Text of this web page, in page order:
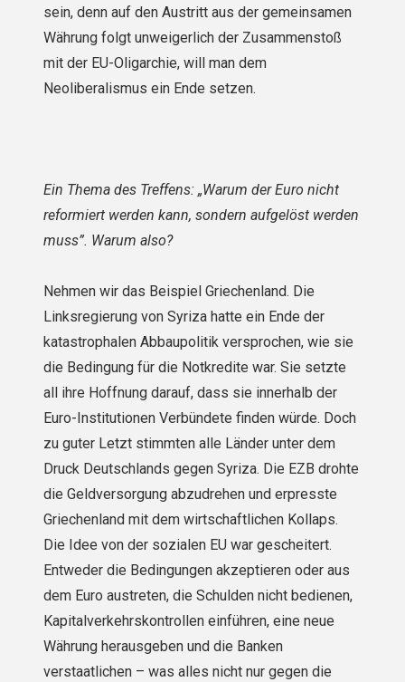
sein, denn auf den Austritt aus der gemeinsamen
Währung folgt unweigerlich der Zusammenstoß
mit der EU-Oligarchie, will man dem
Neoliberalismus ein Ende setzen.
Ein Thema des Treffens: „Warum der Euro nicht
reformiert werden kann, sondern aufgelöst werden
muss”. Warum also?
Nehmen wir das Beispiel Griechenland. Die
Linksregierung von Syriza hatte ein Ende der
katastrophalen Abbaupolitik versprochen, wie sie
die Bedingung für die Notkredite war. Sie setzte
all ihre Hoffnung darauf, dass sie innerhalb der
Euro-Institutionen Verbündete finden würde. Doch
zu guter Letzt stimmten alle Länder unter dem
Druck Deutschlands gegen Syriza. Die EZB drohte
die Geldversorgung abzudrehen und erpresste
Griechenland mit dem wirtschaftlichen Kollaps.
Die Idee von der sozialen EU war gescheitert.
Entweder die Bedingungen akzeptieren oder aus
dem Euro austreten, die Schulden nicht bedienen,
Kapitalverkehrskontrollen einführen, eine neue
Währung herausgeben und die Banken
verstaatlichen – was alles nicht nur gegen die